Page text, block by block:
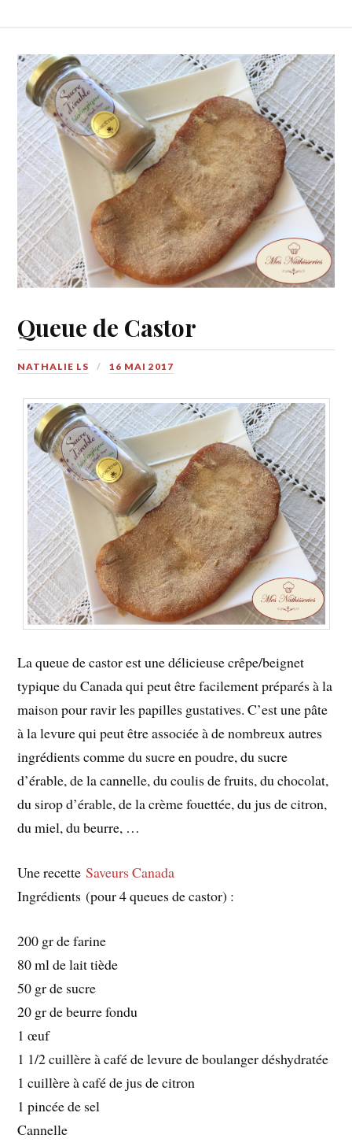
Queue de Castor
NATHALIE LS 16 MAI 2017
La queue de castor est une délicieuse crêpe/beignet
typique du Canada qui peut être facilement préparés à la
maison pour ravir les papilles gustatives. C’est une pâte
à la levure qui peut être associée à de nombreux autres
ingrédients comme du sucre en poudre, du sucre
d’érable, de la cannelle, du coulis de fruits, du chocolat,
du sirop d’érable, de la crème fouettée, du jus de citron,
du miel, du beurre, …
Une recetteSaveurs Canada
Ingrédients (pour 4 queues de castor) :
200 gr de farine
80 ml de lait tiède
50 gr de sucre
20 gr de beurre fondu
1 œuf
1 1/2 cuillère à café de levure de boulanger déshydratée
1 cuillère à café de jus de citron
1 pincée de sel
Cannelle